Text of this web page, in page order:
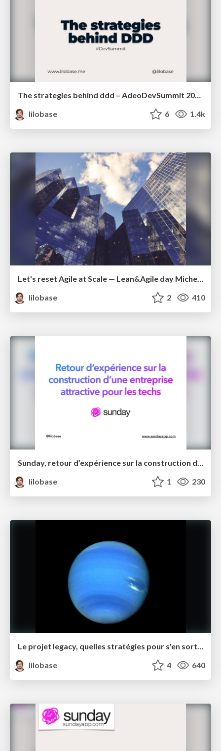
The strategies behind ddd – AdeoDevSummit 2022
lilobase
6 1.4k
Let's reset Agile at Scale — Lean&Agile day Michelin 2022
lilobase
2 410
lilobase
1 230
Le projet legacy, quelles stratégies pour s'en sortir ? – Software Crafts·wo·manship Rennes juin 2021
lilobase
4 640